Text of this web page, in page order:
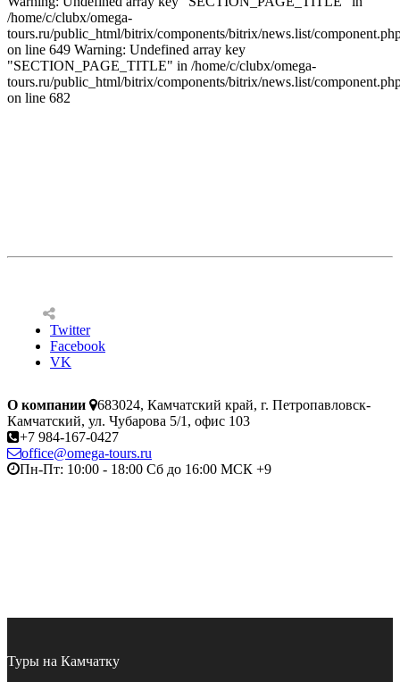
/home/c/clubx/omega-
tours.ru/public_html/bitrix/components/bitrix/news.list/
on line 649 Warning: Undefined array key
"SECTION_PAGE_TITLE" in /home/c/clubx/omega-
tours.ru/public_html/bitrix/components/bitrix/news.list/
on line 682
Twitter
Facebook
VK
О компании
683024, Камчатский край, г. Петропавловск-
Камчатский, ул. Чубарова 5/1, офис 103
+7 984-167-0427
office@omega-tours.ru
Пн-Пт: 10:00 - 18:00 Сб до 16:00 МСК +9
Туры на Камчатку